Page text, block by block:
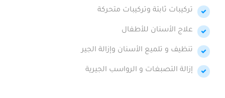
تركيبات ثابتة وتركيبات متحركة
علاج الأسنان للأطفال
تنظيف و تلميع الأسنان وإزالة الجير
إزالة التصبغات و الرواسب الجيرية